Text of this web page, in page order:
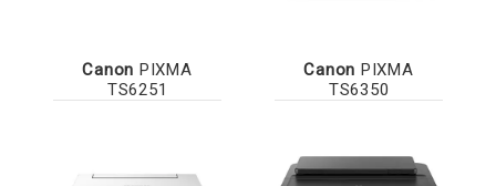
Canon PIXMA
TS6251
Canon PIXMA
TS6350